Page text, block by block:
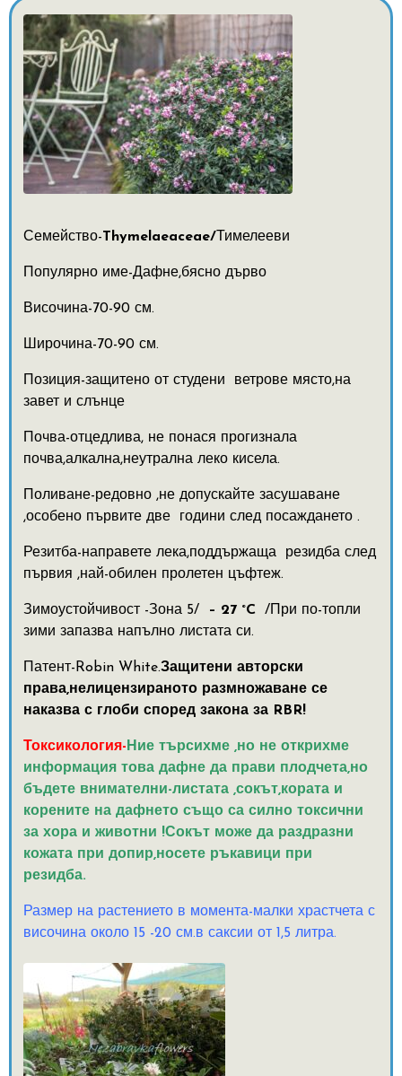
Семейство-Thymelaeaceae/Тимелееви
Популярно име-Дафне,бясно дърво
Височина-70-90 см.
Широчина-70-90 см.
Позиция-защитено от студени ветрове място,на
завет и слънце
Почва-отцедлива, не понася прогизнала
почва,алкална,неутрална леко кисела.
Поливане-редовно ,не допускайте засушаване
,особено първите две години след посаждането .
Резитба-направете лека,поддържаща резидба след
първия ,най-обилен пролетен цъфтеж.
Зимоустойчивост -Зона 5/ – 27 °C /При по-топли
зими запазва напълно листата си.
Патент-Robin White.Защитени авторски
права,нелицензираното размножаване се
наказва с глоби според закона за RBR!
Токсикология- Ние търсихме ,но не открихме
информация това дафне да прави плодчета,но
бъдете внимателни-листата ,сокът,кората и
корените на дафнето също са силно токсични
за хора и животни !Сокът може да раздразни
кожата при допир,носете ръкавици при
резидба.
Размер на растението в момента-малки храстчета с
височина около 15 -20 см.в саксии от 1,5 литра.